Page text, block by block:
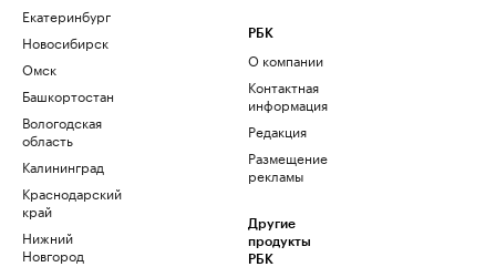
Екатеринбург
Новосибирск
Омск
Башкортостан
Вологодская
область
Калининград
Краснодарский
край
Нижний
Новгород
РБК
О компании
Контактная
информация
Редакция
Размещение
рекламы
Другие
продукты
РБК